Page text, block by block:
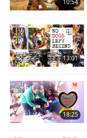
10:54
13:01
18:25